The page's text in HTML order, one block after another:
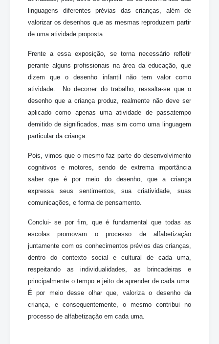
linguagens diferentes prévias das crianças, além de
valorizar os desenhos que as mesmas reproduzem partir
de uma atividade proposta.
Frente a essa exposição, se torna necessário refletir
perante alguns profissionais na área da educação, que
dizem que o desenho infantil não tem valor como
atividade. No decorrer do trabalho, ressalta-se que o
desenho que a criança produz, realmente não deve ser
aplicado como apenas uma atividade de passatempo
demitido de significados, mas sim como uma linguagem
particular da criança.
Pois, vimos que o mesmo faz parte do desenvolvimento
cognitivos e motores, sendo de extrema importância
saber que é por meio do desenho, que a criança
expressa seus sentimentos, sua criatividade, suas
comunicações, e forma de pensamento.
Conclui- se por fim, que é fundamental que todas as
escolas promovam o processo de alfabetização
juntamente com os conhecimentos prévios das crianças,
dentro do contexto social e cultural de cada uma,
respeitando as individualidades, as brincadeiras e
principalmente o tempo e jeito de aprender de cada uma.
É por meio desse olhar que, valoriza o desenho da
criança, e consequentemente, o mesmo contribui no
processo de alfabetização em cada uma.